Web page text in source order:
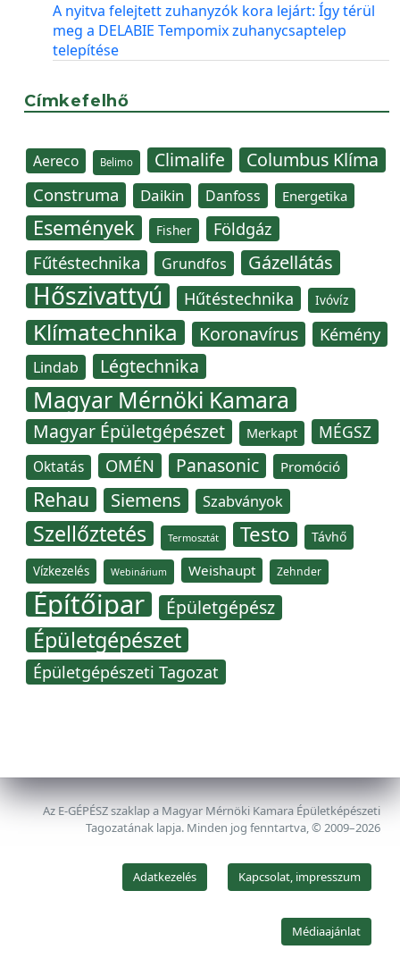
A nyitva felejtett zuhanyzók kora lejárt: Így térül
meg a DELABIE Tempomix zuhanycsaptelep
telepítése
Címkefelhő
Aereco Belimo Climalife Columbus Klíma
Construma Daikin Danfoss Energetika
Események Fisher Földgáz
Fűtéstechnika Grundfos Gázellátás
Hőszivattyú Hűtéstechnika Ivóvíz
Klímatechnika Koronavírus Kémény
Lindab Légtechnika
Magyar Mérnöki Kamara
Magyar Épületgépészet Merkapt MÉGSZ
Oktatás OMÉN Panasonic Promóció
Rehau Siemens Szabványok
Szellőztetés Termosztát Testo Távhő
Vízkezelés Webinárium Weishaupt Zehnder
Építőipar Épületgépész
Épületgépészet
Épületgépészeti Tagozat
Az E-GÉPÉSZ szaklap a Magyar Mérnöki Kamara Épületképészeti
Tagozatának lapja. Minden jog fenntartva, © 2009–2026
Adatkezelés Kapcsolat, impresszum
Médiaajánlat